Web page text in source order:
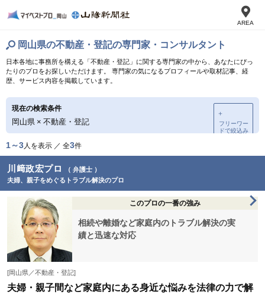
AREA
岡山県の不動産・登記の専門家・コンサルタント
日本各地に事務所を構える「不動産・登記」に関する専門家の中から、あなたにぴっ
たりのプロをお探しいただけます。 専門家の気になるプロフィールや取材記事、経
歴、サービス内容を掲載しています。
現在の検索条件
岡山県 × 不動産・登記
＋
フリーワー
ドで絞込み
1～3人を表示 ／ 全3件
川﨑政宏プロ
（ 弁護士 ）
夫婦、親子をめぐるトラブル解決のプロ
このプロの一番の強み
相続や離婚など家庭内のトラブル解決の実
績と迅速な対応
[岡山県／不動産・登記]
夫婦・親子間など家庭内にある身近な悩みを法律の力で解